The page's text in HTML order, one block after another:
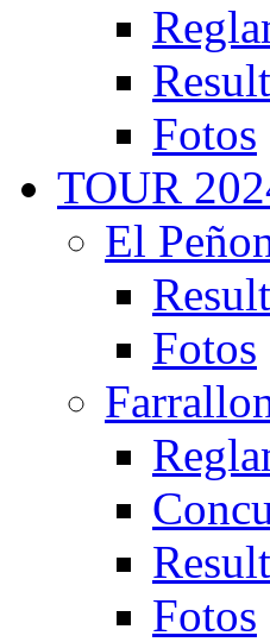
Fotos
TOUR
El
Fotos
Fotos